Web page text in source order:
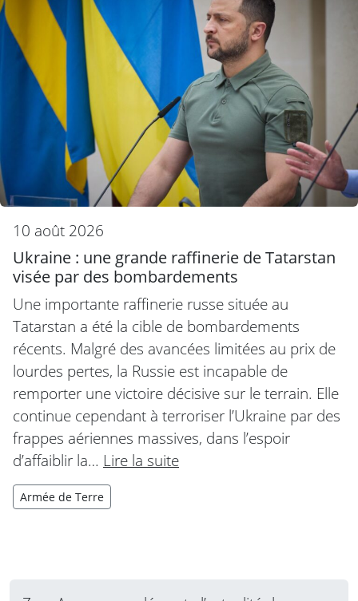
10 août 2026
Ukraine : une grande raffinerie de Tatarstan
visée par des bombardements
Une importante raffinerie russe située au
Tatarstan a été la cible de bombardements
récents. Malgré des avancées limitées au prix de
lourdes pertes, la Russie est incapable de
remporter une victoire décisive sur le terrain. Elle
continue cependant à terroriser l’Ukraine par des
frappes aériennes massives, dans l’espoir
d’affaiblir la… Lire la suite
Armée de Terre